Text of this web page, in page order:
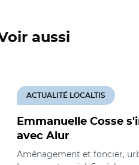
aussi
Emmanuelle Cosse
avec Alur
ACTUALITÉ LOCALTIS
Aménagement et foncier,